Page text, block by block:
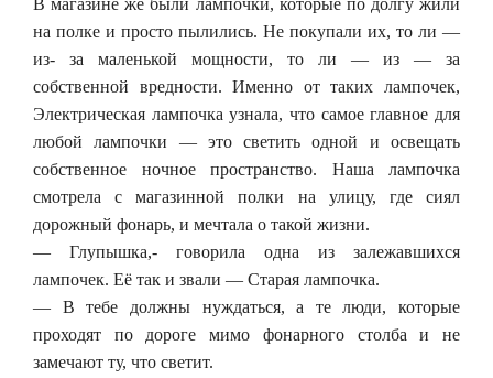
на полке и просто пылились. Не покупали их, то ли —
из- за маленькой мощности, то ли — из — за
собственной вредности. Именно от таких лампочек,
Электрическая лампочка узнала, что самое главное для
любой лампочки — это светить одной и освещать
собственное ночное пространство. Наша лампочка
смотрела с магазинной полки на улицу, где сиял
дорожный фонарь, и мечтала о такой жизни.
— Глупышка,- говорила одна из залежавшихся
лампочек. Её так и звали — Старая лампочка.
— В тебе должны нуждаться, а те люди, которые
проходят по дороге мимо фонарного столба и не
замечают ту, что светит.